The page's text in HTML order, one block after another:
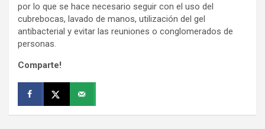
por lo que se hace necesario seguir con el uso del
cubrebocas, lavado de manos, utilización del gel
antibacterial y evitar las reuniones o conglomerados de
personas.
Comparte!